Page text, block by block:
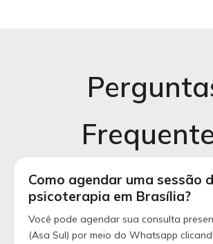
Como agendar uma sessão
psicoterapia em Brasília?
Você pode agendar sua consulta
(Asa Sul) por meio do Whatsapp